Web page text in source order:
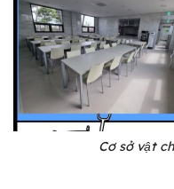
Cơ sở vật